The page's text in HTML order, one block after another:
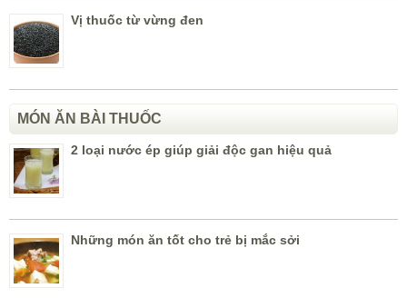
Vị thuốc từ vừng đen
MÓN ĂN BÀI THUỐC
2 loại nước ép giúp giải độc gan hiệu quả
Những món ăn tốt cho trẻ bị mắc sởi